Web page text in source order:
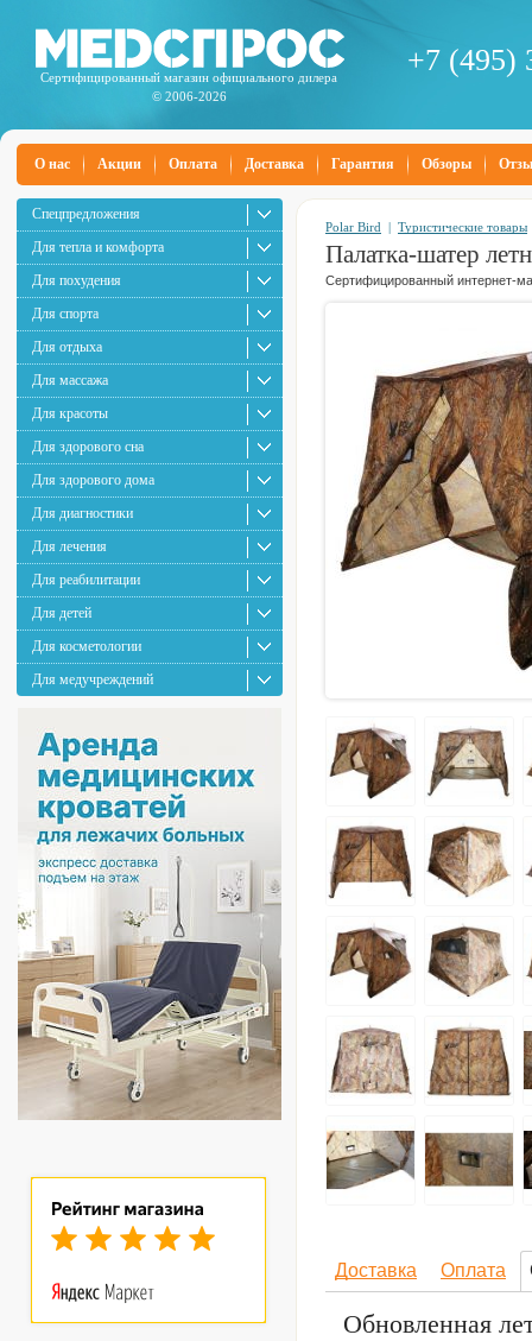
Сертифицированный магазин официального дилера
© 2006-2026
+7 (495)
О нас Акции Оплата Доставка Гарантия Обзоры
Спецпредложения
Для тепла и комфорта
Для похудения
Для спорта
Для отдыха
Для массажа
Для красоты
Для здорового сна
Для здорового дома
Для диагностики
Для лечения
Для реабилитации
Для детей
Для косметологии
Для медучреждений
Polar Bird | Туристические товары
Палатка-шатер
Сертифицированный интернет-
Доставка Оплата
Обновленная